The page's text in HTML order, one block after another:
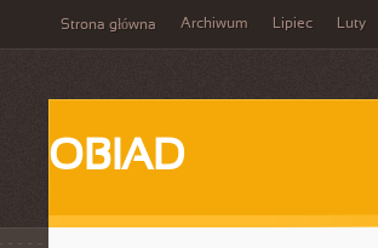
Strona główna Archiwum Lipiec Luty
OBIAD